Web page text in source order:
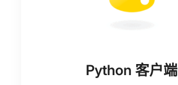
Python 客户端